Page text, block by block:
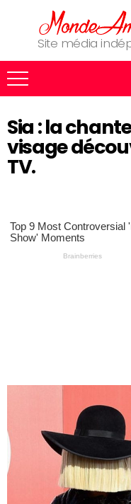
Site média
Sia : la
visage
TV.